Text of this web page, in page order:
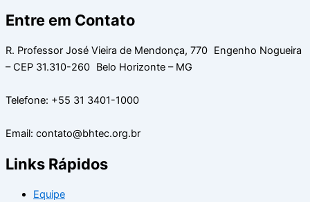
Entre em Contato
R. Professor José Vieira de Mendonça, 770 Engenho Nogueira
– CEP 31.310-260 Belo Horizonte – MG
Telefone: +55 31 3401-1000
Email: contato@bhtec.org.br
Links Rápidos
Equipe